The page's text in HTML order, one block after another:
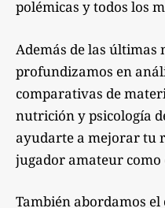
polémicas y todos los
Además de las últimas
profundizamos en
comparativas de
nutrición y psicología
ayudarte a mejorar tu
jugador amateur
También abordamos